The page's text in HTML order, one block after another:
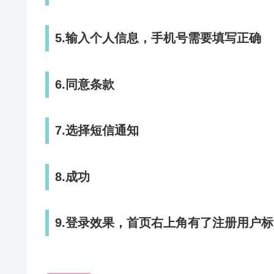
5.输入个人信息，手机号需要填写正确
6.同意条款
7.选择短信通知
8.成功
9.登录效果，首页右上角有了注册用户